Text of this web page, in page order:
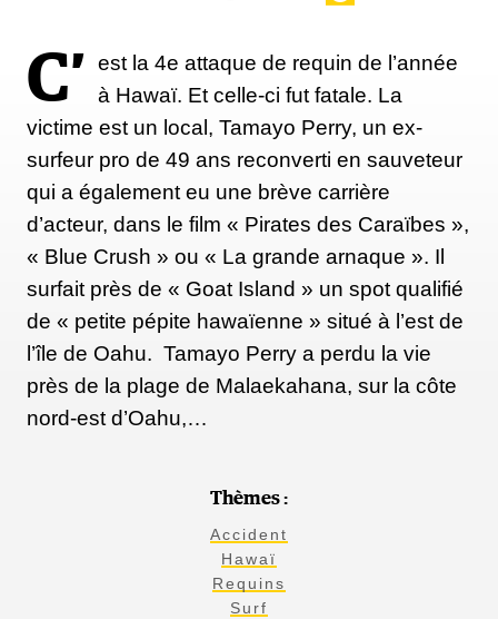
C’
est la 4e attaque de requin de l’année
à Hawaï. Et celle-ci fut fatale. La
victime est un local, Tamayo Perry, un ex-
surfeur pro de 49 ans reconverti en sauveteur
qui a également eu une brève carrière
d’acteur, dans le film « Pirates des Caraïbes »,
« Blue Crush » ou « La grande arnaque ». Il
surfait près de « Goat Island » un spot qualifié
de « petite pépite hawaïenne » situé à l’est de
l’île de Oahu. Tamayo Perry a perdu la vie
près de la plage de Malaekahana, sur la côte
nord-est d’Oahu,…
Thèmes :
Accident
Hawaï
Requins
Surf